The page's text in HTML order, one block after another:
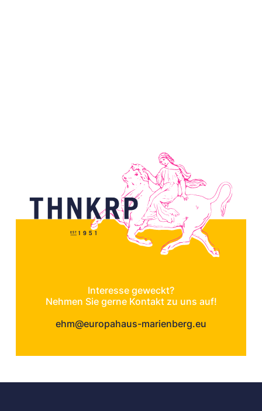
Interesse geweckt?
Nehmen Sie gerne Kontakt zu uns auf!
ehm@europahaus-marienberg.eu